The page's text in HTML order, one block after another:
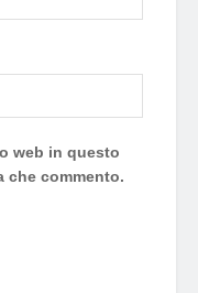
web in questo
che commento.